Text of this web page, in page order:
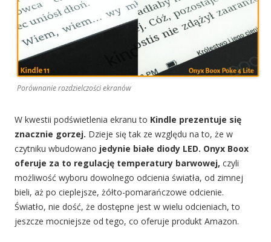
Porównanie rozdzielczości ekranów
W kwestii podświetlenia ekranu to Kindle prezentuje się
znacznie gorzej. Dzieje się tak ze względu na to, że w
czytniku wbudowano jedynie białe diody LED. Onyx Boox
oferuje za to regulację temperatury barwowej, czyli
możliwość wyboru dowolnego odcienia światła, od zimnej
bieli, aż po cieplejsze, żółto-pomarańczowe odcienie.
Światło, nie dość, że dostępne jest w wielu odcieniach, to
jeszcze mocniejsze od tego, co oferuje produkt Amazon.